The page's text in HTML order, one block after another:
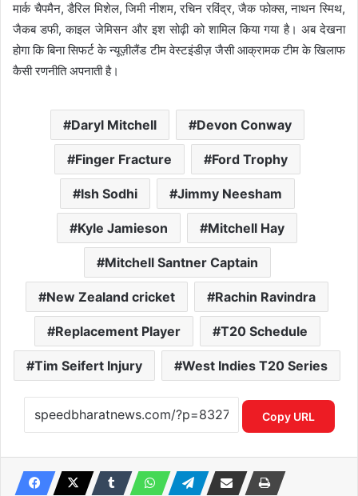
मार्क चैपमैन, डैरिल मिशेल, जिमी नीशम, रचिन रविंद्र, जैक फोक्स, नाथन स्मिथ,
जैकब डफी, काइल जेमिसन और इश सोढ़ी को शामिल किया गया है। अब देखना
होगा कि बिना सिफर्ट के न्यूज़ीलैंड टीम वेस्टइंडीज़ जैसी आक्रामक टीम के खिलाफ
कैसी रणनीति अपनाती है।
Daryl Mitchell Devon Conway
Finger Fracture Ford Trophy
Ish Sodhi Jimmy Neesham
Kyle Jamieson Mitchell Hay
Mitchell Santner Captain
New Zealand cricket Rachin Ravindra
Replacement Player T20 Schedule
Tim Seifert Injury West Indies T20 Series
Copy URL